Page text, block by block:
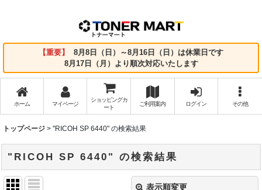
【重要】
8月8日（日）～8月16日（日）は休業日です
8月17日（月）より順次対応いたします
ホーム マイページ
ショッピングカ
ート
ご利用案内 ログイン その他
トップページ > "RICOH SP 6440" の検索結果
"RICOH SP 6440" の検索結果
表示順変更